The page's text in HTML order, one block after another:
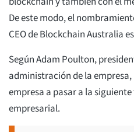
De este modo, el
CEO de Blockchain Australia
Según Adam Poulton,
administración de la
empresa a pasar a la
empresarial.